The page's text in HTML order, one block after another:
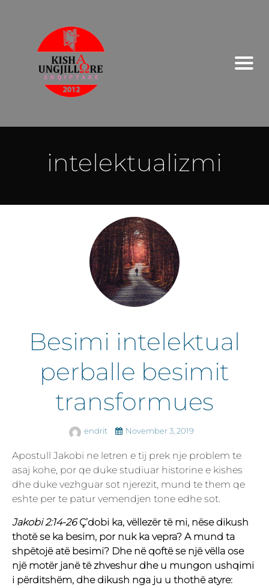
intelektualizmi
Besimi intelektual
perballe besimit
transformues
endrit November 3, 2019
Apostull Jakobi ne letren e tij prek nje problem te
asaj kohe, por qe duke studiuar historine e kishes
dhe duke vezhguar sot njerezit, mund te them qe
eshte per te patur vemendjen tone edhe sot.
Jakobi 2:14-26Ç’dobi ka, vëllezër të mi, nëse dikush
thotë se ka besim, por nuk ka vepra? A mund ta
shpëtojë atë besimi? Dhe në qoftë se një vëlla ose
një motër janë të zhveshur dhe u mungon ushqimi
i përditshëm, dhe dikush nga ju u thothë atyre: